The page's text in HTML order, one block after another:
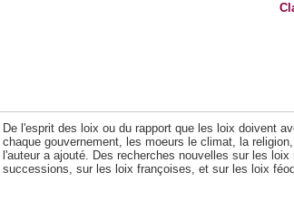
De l'esprit des loix ou du rapport que les loix doivent
chaque gouvernement, les moeurs le climat, la
l'auteur a ajouté. Des recherches nouvelles sur les
successions, sur les loix françoises, et sur les loix